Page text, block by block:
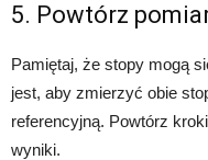
5. Powtórz
Pamiętaj, że stopy mogą
jest, aby zmierzyć obie
referencyjną. Powtórz
wyniki.